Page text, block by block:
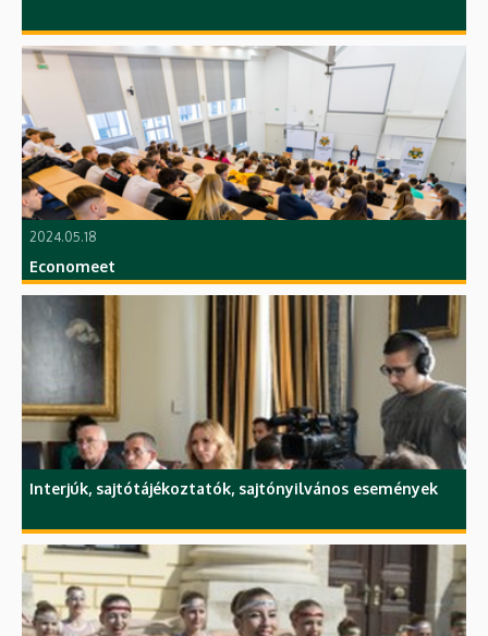
2024.05.18
Economeet
Interjúk, sajtótájékoztatók, sajtónyilvános események